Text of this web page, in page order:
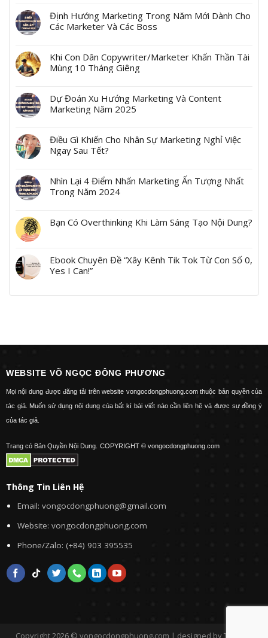
Định Hướng Marketing Trong Năm Mới Dành Cho
Các Marketer Và Các Boss
Khi Con Dân Copywriter/Marketer Khấn Thần Tài
Mùng 10 Tháng Giêng
Dự Đoán Xu Hướng Marketing Và Content
Marketing Năm 2025
Điều Gì Khiến Cho Nhân Sự Marketing Nghỉ Việc
Ngay Sau Tết?
Nhìn Lại 4 Điểm Nhấn Marketing Ấn Tượng Nhất
Trong Năm 2024
Bạn Có Overthinking Khi Làm Sáng Tạo Nội Dung?
Ebook Chuyên Đề “Xây Kênh Tik Tok Từ Con Số 0,
Yes I Can!”
WEBSITE VÕ NGỌC ĐÔNG PHƯƠNG
Mọi nội dung được đăng tải trên website vongocdongphuong.com thuộc bản quyền của
tác giả. Muốn sử dụng nội dung của bất kì bài viết nào cần liên hệ và được sự đồng ý
của tác giả.
Trang có Bản Quyền Nội Dung. COPYRIGHT © vongocdongphuong.com
Thông Tin Liên Hệ
Email: vongocdongphuong@gmail.com
Website: vongocdongphuong.com
Phone/Zalo: (+84) 903 395535
Copyright 2026 © vongocdongphuong.com | designed by Tini&Me